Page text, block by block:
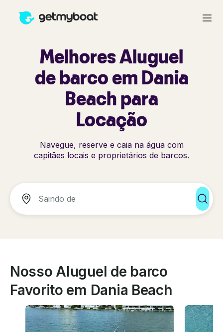
Melhores Aluguel
de barco em Dania
Beach para
Locação
Navegue, reserve e caia na água com
capitães locais e proprietários de barcos.
Nosso Aluguel de barco
Favorito em Dania Beach